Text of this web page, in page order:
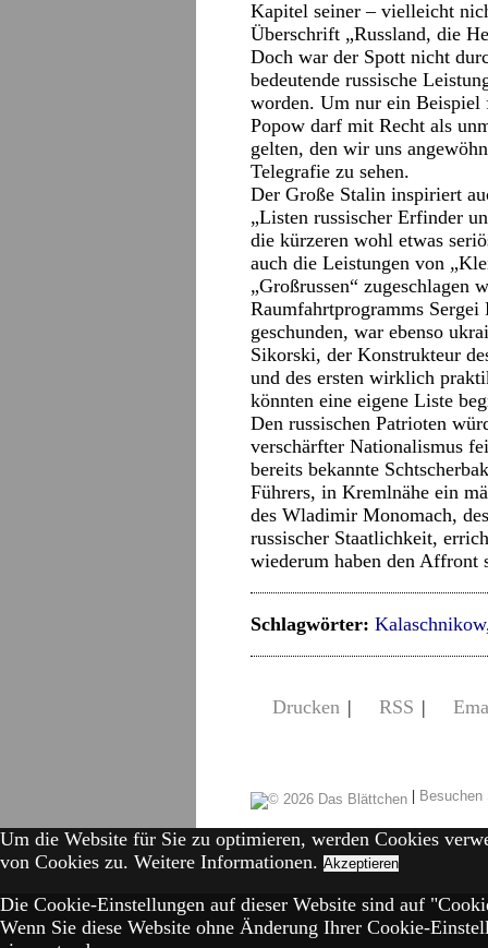
Kapitel seiner – vielleicht
Überschrift „Russland, die
Doch war der Spott nicht
bedeutende russische
worden. Um nur ein Beispiel
Popow darf mit Recht als
gelten, den wir uns
Telegrafie zu sehen.
Der Große Stalin inspiriert
„Listen russischer Erfinder
die kürzeren wohl etwas
auch die Leistungen von
„Großrussen“ zugeschlagen
Raumfahrtprogramms
geschunden, war ebenso
Sikorski, der Konstrukteur
und des ersten wirklich
könnten eine eigene Liste
Den russischen Patrioten
verschärfter Nationalismus
bereits bekannte
Führers, in Kremlnähe ein
des Wladimir Monomach,
russischer Staatlichkeit,
wiederum haben den Affront
Schlagwörter: Kalaschnikow
Drucken | RSS |
|
Um die Website für Sie zu optimieren, werden Cookies
von Cookies zu. Weitere Informationen. Akzeptieren
Die Cookie-Einstellungen auf dieser Website sind auf
Wenn Sie diese Website ohne Änderung Ihrer Cookie-